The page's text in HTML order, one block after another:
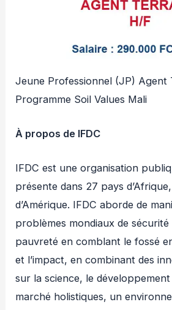
Jeune Professionnel (JP) Agent
Programme Soil Values Mali
À propos de IFDC
IFDC est une organisation
présente dans 27 pays d’Afrique,
d’Amérique. IFDC aborde de
problèmes mondiaux de
pauvreté en comblant le fossé
et l’impact, en combinant des
sur la science, le
marché holistiques, un